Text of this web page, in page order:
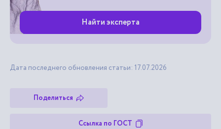
Найти эксперта
Дата последнего обновления статьи: 17.07.2026
Поделиться
Ссылка по ГОСТ